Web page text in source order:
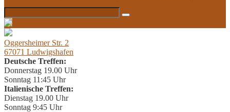
Oggersheimer Str. 2
67071 Ludwigshafen
Deutsche Treffen:
Donnerstag 19.00 Uhr
Sonntag 11:45 Uhr
Italienische Treffen:
Dienstag 19.00 Uhr
Sonntag 9:45 Uhr